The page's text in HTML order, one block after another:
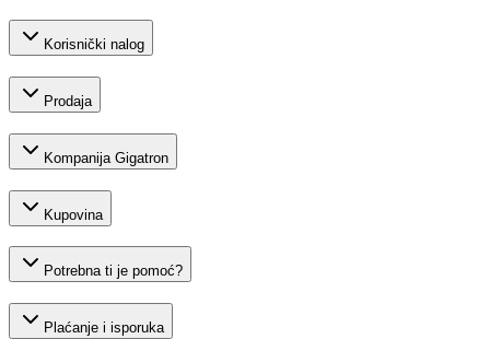
Korisnički nalog
Prodaja
Kompanija Gigatron
Kupovina
Potrebna ti je pomoć?
Plaćanje i isporuka